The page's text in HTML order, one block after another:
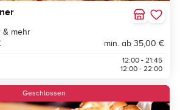
& mehr
min. ab 35,00 €
12:00 - 21:45
12:00 - 22:00
Geschlossen